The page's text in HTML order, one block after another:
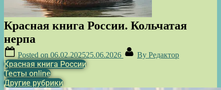
Красная книга России. Кольчатая
нерпа
Posted on 06.02.202525.06.2026 By Редактор
Красная книга России
Тесты online
Другие рубрики